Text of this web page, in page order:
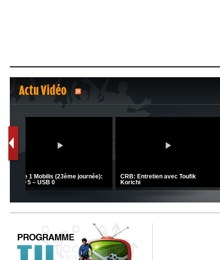
Actu Vidéo
1 2
CRB: Entretien avec Toufik
Ligue 1 Mobilis (23ème journée):
MCO 5 – USB 0